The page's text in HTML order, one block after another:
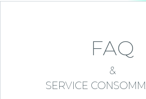
FAQ
&
SERVICE